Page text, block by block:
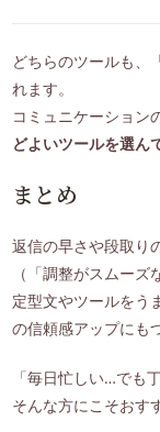
どちらのツールも、
れます。
コミュニケーション
どよいツールを選ん
まとめ
返信の早さや段取り
（「調整がスムーズ
定型文やツールをう
の信頼感アップにも
「毎日忙しい…でも
そんな方にこそおす